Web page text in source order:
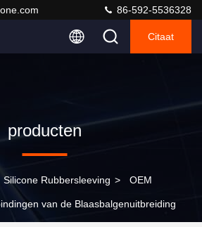
86-592-5536328
Citaat
producten
Silicone Rubbersleeving > OEM
van de Blaasbalgenuitbreiding